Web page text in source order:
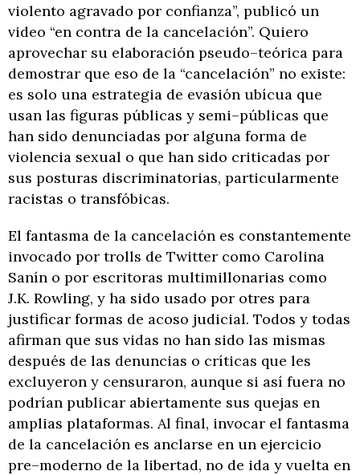
violento agravado por confianza”, publicó un
video “en contra de la cancelación”. Quiero
aprovechar su elaboración pseudo–teórica para
demostrar que eso de la “cancelación” no existe:
es solo una estrategia de evasión ubícua que
usan las figuras públicas y semi–públicas que
han sido denunciadas por alguna forma de
violencia sexual o que han sido criticadas por
sus posturas discriminatorias, particularmente
racistas o transfóbicas.
El fantasma de la cancelación es constantemente
invocado por trolls de Twitter como Carolina
Sanín o por escritoras multimillonarias como
J.K. Rowling, y ha sido usado por otres para
justificar formas de acoso judicial. Todos y todas
afirman que sus vidas no han sido las mismas
después de las denuncias o críticas que les
excluyeron y censuraron, aunque si así fuera no
podrían publicar abiertamente sus quejas en
amplias plataformas. Al final, invocar el fantasma
de la cancelación es anclarse en un ejercicio
pre–moderno de la libertad, no de ida y vuelta en